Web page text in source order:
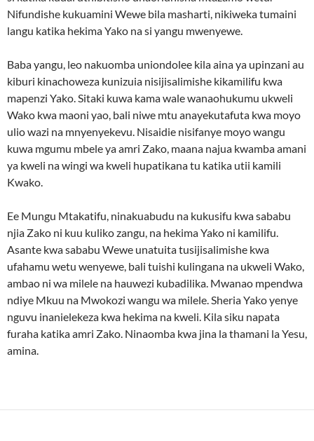
Nifundishe kukuamini Wewe bila masharti, nikiweka tumaini
langu katika hekima Yako na si yangu mwenyewe.
Baba yangu, leo nakuomba uniondolee kila aina ya upinzani au
kiburi kinachoweza kunizuia nisijisalimishe kikamilifu kwa
mapenzi Yako. Sitaki kuwa kama wale wanaohukumu ukweli
Wako kwa maoni yao, bali niwe mtu anayekutafuta kwa moyo
ulio wazi na mnyenyekevu. Nisaidie nisifanye moyo wangu
kuwa mgumu mbele ya amri Zako, maana najua kwamba amani
ya kweli na wingi wa kweli hupatikana tu katika utii kamili
Kwako.
Ee Mungu Mtakatifu, ninakuabudu na kukusifu kwa sababu
njia Zako ni kuu kuliko zangu, na hekima Yako ni kamilifu.
Asante kwa sababu Wewe unatuita tusijisalimishe kwa
ufahamu wetu wenyewe, bali tuishi kulingana na ukweli Wako,
ambao ni wa milele na hauwezi kubadilika. Mwanao mpendwa
ndiye Mkuu na Mwokozi wangu wa milele. Sheria Yako yenye
nguvu inanielekeza kwa hekima na kweli. Kila siku napata
furaha katika amri Zako. Ninaomba kwa jina la thamani la Yesu,
amina.